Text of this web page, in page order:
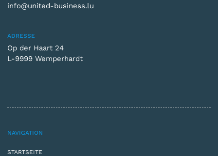
info@united-business.lu
ADRESSE
Op der Haart 24
L-9999 Wemperhardt
NAVIGATION
STARTSEITE